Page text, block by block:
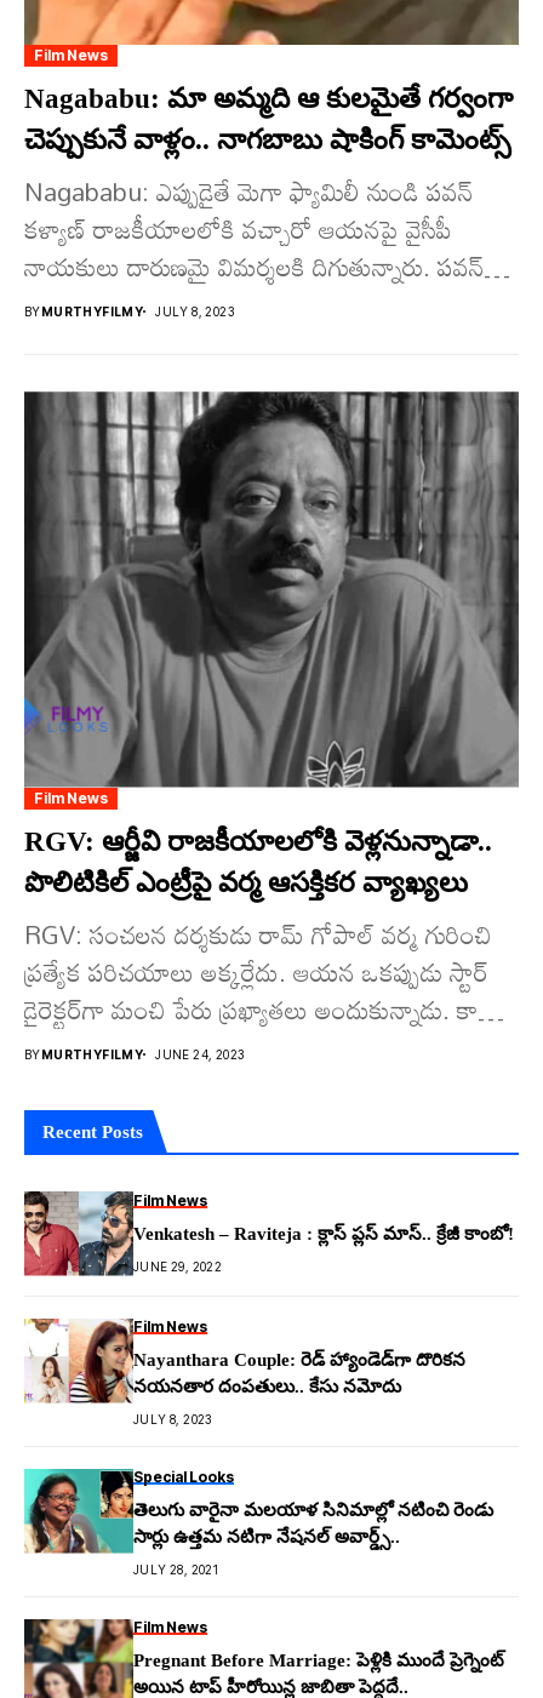
Film News
Nagababu: మా అమ్మ‌ది ఆ కుల‌మైతే గ‌ర్వంగా
చెప్పుకునే వాళ్లం.. నాగ‌బాబు షాకింగ్ కామెంట్స్
Nagababu: ఎప్పుడైతే మెగా ఫ్యామిలీ నుండి ప‌వ‌న్
క‌ళ్యాణ్ రాజ‌కీయాల‌లోకి వ‌చ్చారో ఆయ‌న‌పై వైసీపీ
నాయ‌కులు దారుణ‌మై విమ‌ర్శ‌ల‌కి దిగుతున్నారు. ప‌వ‌న్‌ని
ఒక్క‌డిని మాత్ర‌మే కాకుండా ఆయ‌న ఫ్యామిలీపై కూడా
BYMURTHYFILMY JULY 8, 2023
Film News
RGV: ఆర్జీవి రాజ‌కీయాల‌లోకి వెళ్ల‌నున్నాడా..
పొలిటికిల్ ఎంట్రీపై వ‌ర్మ ఆస‌క్తిక‌ర వ్యాఖ్య‌లు
RGV: సంచ‌లన ద‌ర్శ‌కుడు రామ్ గోపాల్ వ‌ర్మ గురించి
ప్ర‌త్యేక ప‌రిచ‌యాలు అక్క‌ర్లేదు. ఆయన ఒకప్పుడు స్టార్
డైరెక్ట‌ర్‌గా మంచి పేరు ప్ర‌ఖ్యాత‌లు అందుకున్నాడు. కాని
ఇటీవ‌లి కాలంలో కాంట్ర‌వ‌ర్సీస్‌తోనే టైం...
BYMURTHYFILMY JUNE 24, 2023
Recent Posts
Film News
Venkatesh – Raviteja : క్లాస్ ప్లస్ మాస్.. క్రేజీ కాంబో!
JUNE 29, 2022
Film News
Nayanthara Couple: రెడ్ హ్యాండెడ్‌గా దొరిక‌న
న‌య‌న‌తార దంప‌తులు.. కేసు న‌మోదు
JULY 8, 2023
Special Looks
తెలుగు వారైనా మలయాళ సినిమాల్లో నటించి రెండు
సార్లు ఉత్తమ నటిగా నేషనల్ అవార్డ్స్..
JULY 28, 2021
Film News
Pregnant Before Marriage: పెళ్లికి ముందే ప్రెగ్నెంట్
అయిన టాప్ హీరోయిన్ల జాబితా పెద్దదే..